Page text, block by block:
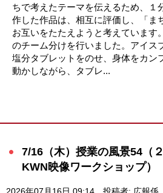
ちで考えたテーマを伝えるため、１
作した作品は、相互に評価し、「ま
お互いをたたえようと考えていま
のチーム分けを行いました。アイス
塩分タブレットをのせ、身体をカン
動かしながら、タブレ...
7/16（木）授業の風景54（
KWN映像ワークショップ）